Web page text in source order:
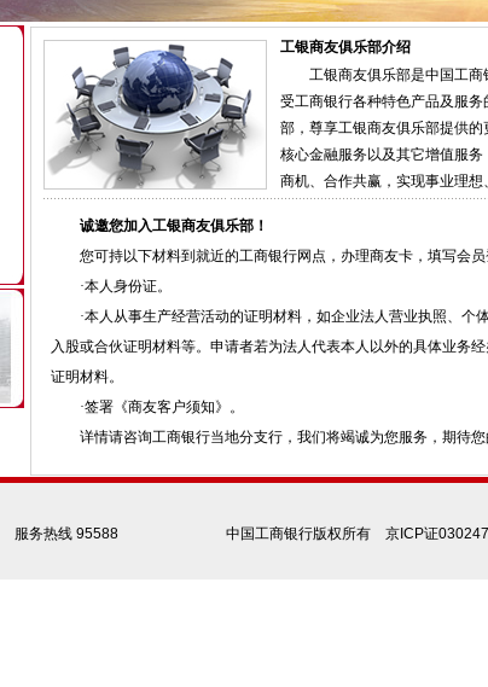
工银商友俱乐部介绍
工银商友俱乐部是中国工商
受工商银行各种特色产品及服
部，尊享工银商友俱乐部提供
核心金融服务以及其它增值服
商机、合作共赢，实现事业理想
诚邀您加入工银商友俱乐部！
您可持以下材料到就近的工商银行网点，办理商友卡，填写会员
·本人身份证。
·本人从事生产经营活动的证明材料，如企业法人营业执照、个体
入股或合伙证明材料等。申请者若为法人代表本人以外的具体业务
证明材料。
·签署《商友客户须知》 。
详情请咨询工商银行当地分支行，我们将竭诚为您服务，期待您
| 服务热线 95588 中国工商银行版权所有 京ICP证